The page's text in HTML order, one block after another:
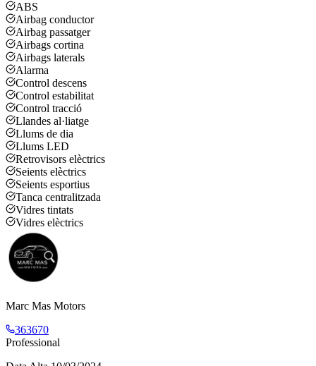
ABS
Airbag conductor
Airbag passatger
Airbags cortina
Airbags laterals
Alarma
Control descens
Control estabilitat
Control tracció
Llandes al·liatge
Llums de dia
Llums LED
Retrovisors elèctrics
Seients elèctrics
Seients esportius
Tanca centralitzada
Vidres tintats
Vidres elèctrics
Marc Mas Motors
363670
Professional